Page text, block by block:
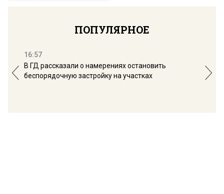
ПОПУЛЯРНОЕ
16:57
В ГД рассказали о намерениях остановить
беспорядочную застройку на участках